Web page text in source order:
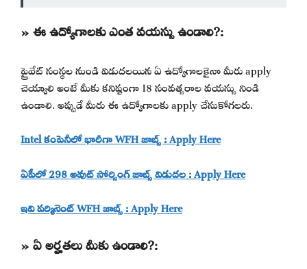
» ఈ ఉద్యోగాలకు ఎంత వయస్సు ఉండాలి?:
ప్రైవేట్ సంస్థల నుండి విడుదలయిన ఏ ఉద్యోగాలకైనా మీరు apply
చెయ్యాలి అంటే మీకు కనిష్టంగా 18 సంవత్సరాల వయస్సు నిండి
ఉండాలి. అప్పుడే మీరు ఈ ఉద్యోగాలకు apply చేసుకోగలరు.
Intel కంపెనీలో భారీగా WFH జాబ్స్ : Apply Here
ఏపీలో 298 అవుట్ సోర్సింగ్ జాబ్స్ విడుదల : Apply Here
ఇవి పర్మినెంట్ WFH జాబ్స్ : Apply Here
» ఏ అర్హతలు మీకు ఉండాలి?: